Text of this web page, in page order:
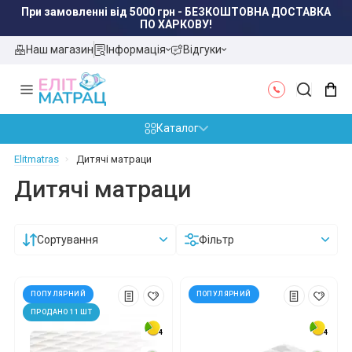
При замовленні від 5000 грн - БЕЗКОШТОВНА ДОСТАВКА
ПО ХАРКОВУ!
Наш магазин Інформація Відгуки
Каталог
Elitmatras Дитячі матраци
Дитячі матраци
Сортування Фільтр
4
ПОПУЛЯРНИЙ
ПРОДАНО 11 ШТ
4 4
ПОПУЛЯРНИЙ
4